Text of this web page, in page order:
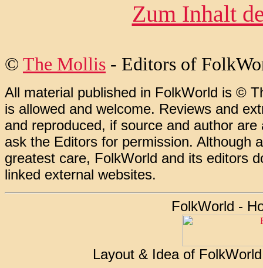
Zum Inhalt
© The Mollis - Editors of
All material published in FolkWorld is ©
is allowed and welcome. Reviews and
and reproduced, if source and author
ask the Editors for permission. Although
greatest care, FolkWorld and its editors
linked external websites.
FolkWorld -
Layout & Idea of